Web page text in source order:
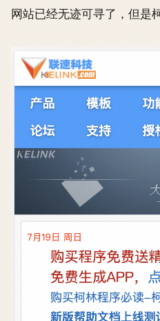
网站已经无迹可寻了，但是